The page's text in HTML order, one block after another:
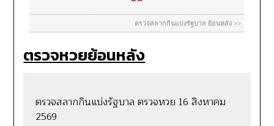
ตรวจหวยย้อนหลัง
ตรวจสลากกินแบ่งรัฐบาล ตรวจหวย 16 สิงหาคม
2569